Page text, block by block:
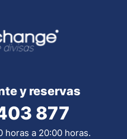
y reservas
877
horas a 20:00 horas.